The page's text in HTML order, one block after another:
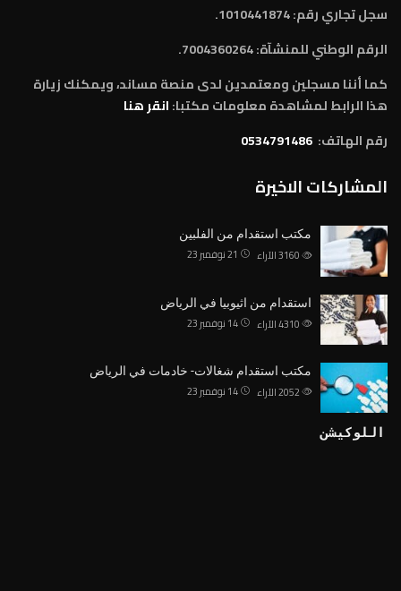
سجل تجاري رقم: 1010441874.
الرقم الوطني للمنشآة:7004360264.
كما أننا مسجلين ومعتمدين لدى منصة مساند، ويمكنك زيارة
هذا الرابط لمشاهدة معلومات مكتبا:انقر هنا
رقم الهاتف: 0534791486
المشاركات الاخيرة
مكتب استقدام من الفلبين
21 نوفمبر 23 الآراء
استقدام من اثيوبيا في الرياض
14 نوفمبر 23 الآراء
مكتب استقدام شغالات- خادمات في الرياض
14 نوفمبر 23 الآراء
اللوكيشن